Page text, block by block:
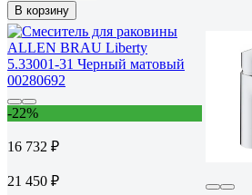
В корзину
-22%
16 732 ₽
21 450 ₽